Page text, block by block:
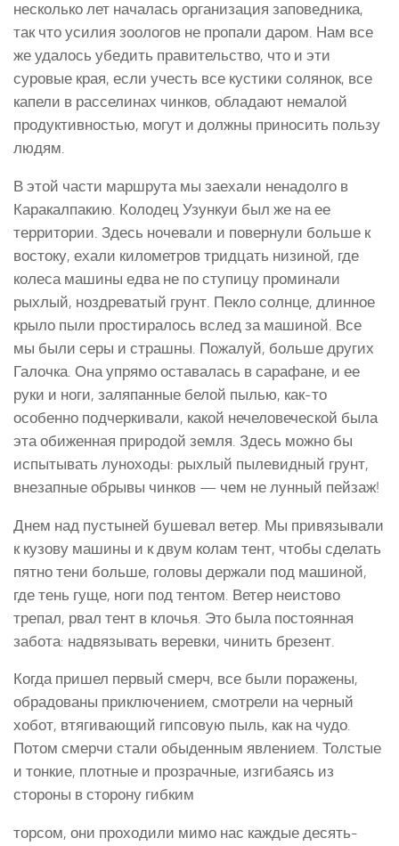
несколько лет началась организация заповедника,
так что усилия зоологов не пропали даром. Нам все
же удалось убедить правительство, что и эти
суровые края, если учесть все кустики солянок, все
капели в расселинах чинков, обладают немалой
продуктивностью, могут и должны приносить пользу
людям.
В этой части маршрута мы заехали ненадолго в
Каракалпакию. Колодец Узункуи был же на ее
территории. Здесь ночевали и повернули больше к
востоку, ехали километров тридцать низиной, где
колеса машины едва не по ступицу проминали
рыхлый, ноздреватый грунт. Пекло солнце, длинное
крыло пыли простиралось вслед за машиной. Все
мы были серы и страшны. Пожалуй, больше других
Галочка. Она упрямо оставалась в сарафане, и ее
руки и ноги, заляпанные белой пылью, как-то
особенно подчеркивали, какой нечеловеческой была
эта обиженная природой земля. Здесь можно бы
испытывать луноходы: рыхлый пылевидный грунт,
внезапные обрывы чинков — чем не лунный пейзаж!
Днем над пустыней бушевал ветер. Мы привязывали
к кузову машины и к двум колам тент, чтобы сделать
пятно тени больше, головы держали под машиной,
где тень гуще, ноги под тентом. Ветер неистово
трепал, рвал тент в клочья. Это была постоянная
забота: надвязывать веревки, чинить брезент.
Когда пришел первый смерч, все были поражены,
обрадованы приключением, смотрели на черный
хобот, втягивающий гипсовую пыль, как на чудо.
Потом смерчи стали обыденным явлением. Толстые
и тонкие, плотные и прозрачные, изгибаясь из
стороны в сторону гибким
торсом, они проходили мимо нас каждые десять-